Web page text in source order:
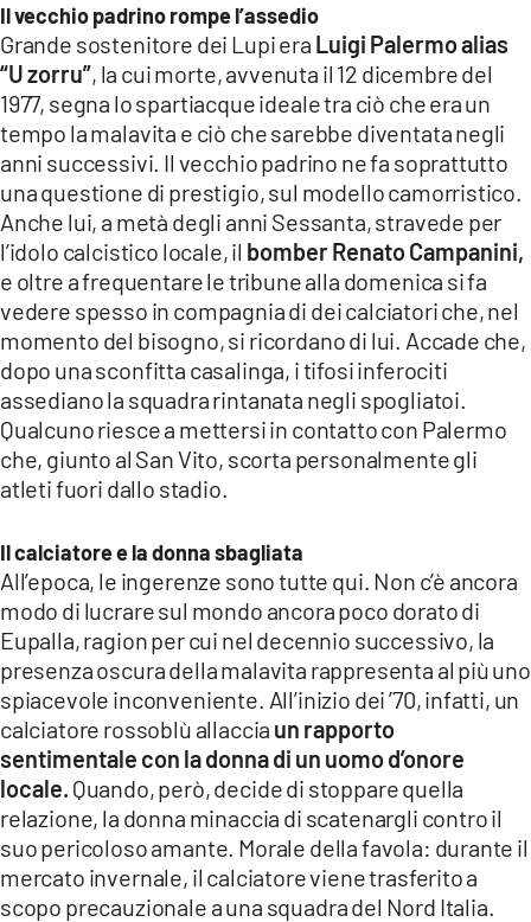
ILVIBONESE.IT
CATANZAROCHANNEL.IT
LACAPITALENEWS.IT
App
ANDROID
APPLE
Il vecchio padrino rompe l’assedio
Grande sostenitore dei Lupi era Luigi Palermo alias
“U zorru”, la cui morte, avvenuta il 12 dicembre del
1977, segna lo spartiacque ideale tra ciò che era un
tempo la malavita e ciò che sarebbe diventata negli
anni successivi. Il vecchio padrino ne fa soprattutto
una questione di prestigio, sul modello camorristico.
Anche lui, a metà degli anni Sessanta, stravede per
l’idolo calcistico locale, il bomber Renato Campanini,
e oltre a frequentare le tribune alla domenica si fa
vedere spesso in compagnia di dei calciatori che, nel
momento del bisogno, si ricordano di lui. Accade che,
dopo una sconfitta casalinga, i tifosi inferociti
assediano la squadra rintanata negli spogliatoi.
Qualcuno riesce a mettersi in contatto con Palermo
che, giunto al San Vito, scorta personalmente gli
atleti fuori dallo stadio.
Il calciatore e la donna sbagliata
All’epoca, le ingerenze sono tutte qui. Non c’è ancora
modo di lucrare sul mondo ancora poco dorato di
Eupalla, ragion per cui nel decennio successivo, la
presenza oscura della malavita rappresenta al più uno
spiacevole inconveniente. All’inizio dei ’70, infatti, un
calciatore rossoblù allaccia un rapporto
sentimentale con la donna di un uomo d’onore
locale. Quando, però, decide di stoppare quella
relazione, la donna minaccia di scatenargli contro il
suo pericoloso amante. Morale della favola: durante il
mercato invernale, il calciatore viene trasferito a
scopo precauzionale a una squadra del Nord Italia.